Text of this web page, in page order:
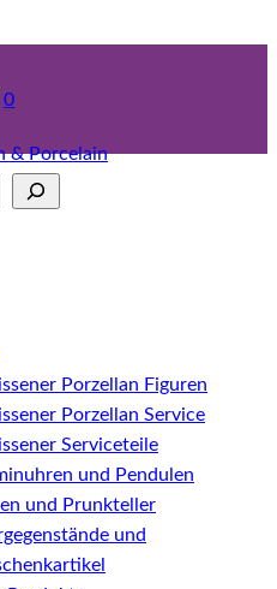
0
Porzellan Figuren
Porzellan Service
Serviceteile
und Pendulen
und Prunkteller
und